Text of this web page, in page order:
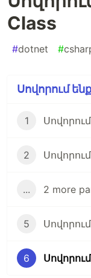
Class
#dotnet #
Սովորում
1
2
... 2 more
5
6